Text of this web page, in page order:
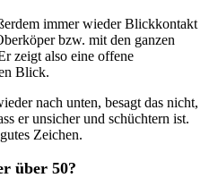
immer wieder Blickkontakt
bzw. mit den ganzen
zeigt also eine offene
Blick.
nach unten, besagt das nicht,
er unsicher und schüchtern ist.
Zeichen.
über 50?